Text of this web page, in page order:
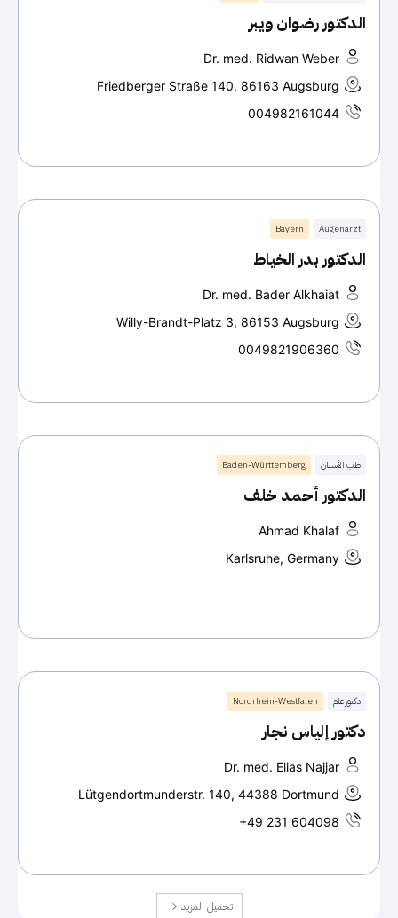
الدكتور رضوان ويبر
Dr. med. Ridwan Weber
Friedberger Straße 140, 86163 Augsburg
004982161044
Augenarzt
Bayern
الدكتور بدر الخياط
Dr. med. Bader Alkhaiat
Willy-Brandt-Platz 3, 86153 Augsburg
0049821906360
طب الأسنان Baden-Württemberg
الدكتور أحمد خلف
Ahmad Khalaf
Karlsruhe, Germany
دكتور عام Nordrhein-Westfalen
دكتور إلياس نجار
Dr. med. Elias Najjar
Lütgendortmunderstr. 140, 44388 Dortmund
+49 231 604098
تحميل المزيد